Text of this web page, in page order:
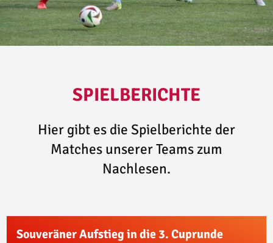
SPIELBERICHTE
Hier gibt es die Spielberichte der
Matches unserer Teams zum
Nachlesen.
Souveräner Aufstieg in die 3. Cuprunde